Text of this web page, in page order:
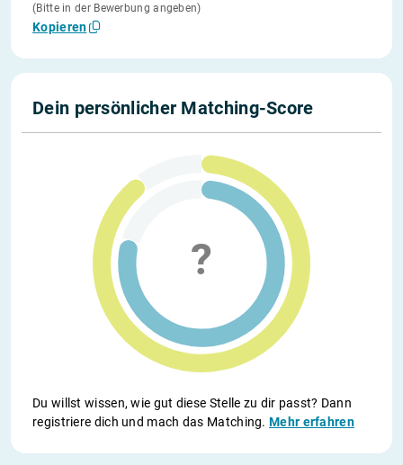
(Bitte in der Bewerbung angeben)
Kopieren
Dein persönlicher Matching-Score
Du willst wissen, wie gut diese Stelle zu dir passt? Dann
registriere dich und mach das Matching.Mehr erfahren